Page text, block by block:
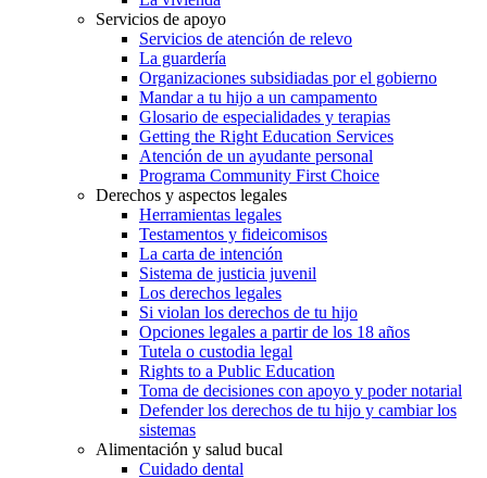
Servicios de apoyo
Servicios de atención de relevo
La guardería
Organizaciones subsidiadas por el gobierno
Mandar a tu hijo a un campamento
Glosario de especialidades y terapias
Getting the Right Education Services
Atención de un ayudante personal
Programa Community First Choice
Derechos y aspectos legales
Herramientas legales
Testamentos y fideicomisos
La carta de intención
Sistema de justicia juvenil
Los derechos legales
Si violan los derechos de tu hijo
Opciones legales a partir de los 18 años
Tutela o custodia legal
Rights to a Public Education
Toma de decisiones con apoyo y poder notarial
Defender los derechos de tu hijo y cambiar los
sistemas
Alimentación y salud bucal
Cuidado dental